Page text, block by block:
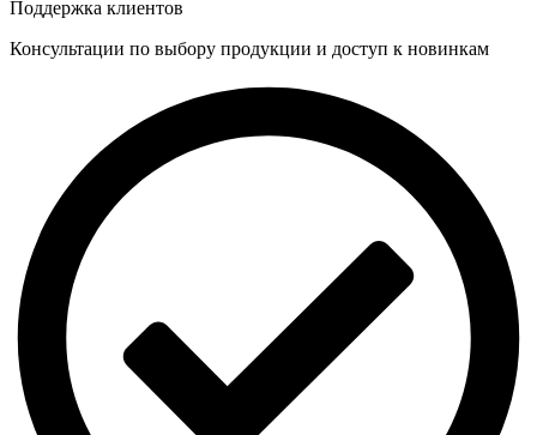
Поддержка клиентов
Консультации по выбору продукции и доступ к новинкам